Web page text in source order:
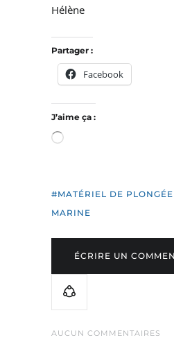
Hélène
Partager :
Facebook
J’aime ça :
Chargement…
MATÉRIEL DE PLONGÉE
MARINE
ÉCRIRE UN
AUCUN COMMENTAIRES